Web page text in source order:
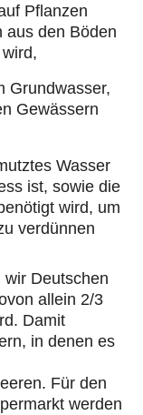
Pflanzen
aus den Böden
Grundwasser,
Gewässern
Wasser
ist, sowie die
wird, um
verdünnen
wir Deutschen
allein 2/3
Damit
in denen es
Für den
werden